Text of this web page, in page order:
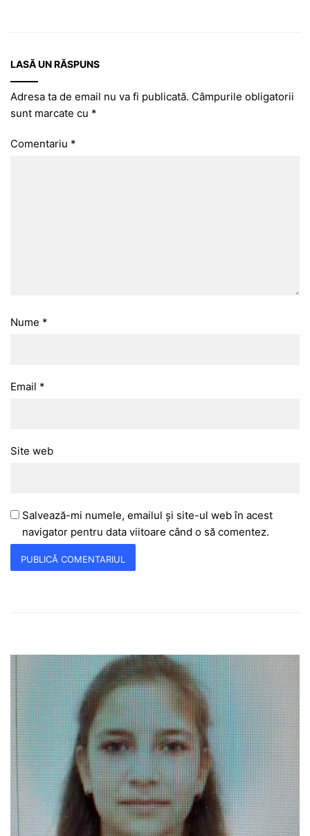
LASĂ UN RĂSPUNS
Adresa ta de email nu va fi publicată. Câmpurile obligatorii
sunt marcate cu *
Comentariu *
Nume *
Email *
Site web
Salvează-mi numele, emailul și site-ul web în acest
navigator pentru data viitoare când o să comentez.